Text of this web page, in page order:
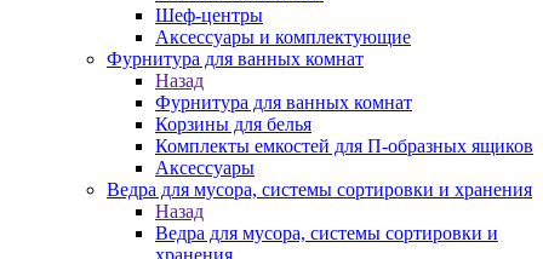
Шеф-центры
Аксессуары и комплектующие
Фурнитура для ванных комнат
Назад
Фурнитура для ванных комнат
Корзины для белья
Комплекты емкостей для П-образных ящиков
Аксессуары
Ведра для мусора, системы сортировки и хранения
Назад
Ведра для мусора, системы сортировки и
хранения